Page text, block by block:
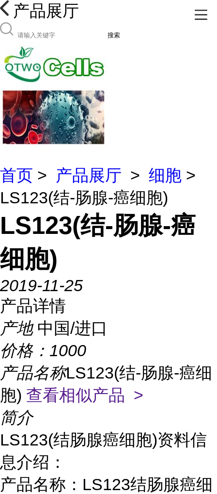
产品展厅
搜索
首页 > 产品展厅 > 细胞 >
LS123(结-肠腺-癌细胞)
LS123(结-肠腺-癌
细胞)
2019-11-25
产品详情
产地 中国/进口
价格： 1000
产品名称LS123(结-肠腺-癌细
胞) 查看相似产品 >
简介
LS123(结肠腺癌细胞)资料信
息介绍：
产品名称：LS123结肠腺癌细